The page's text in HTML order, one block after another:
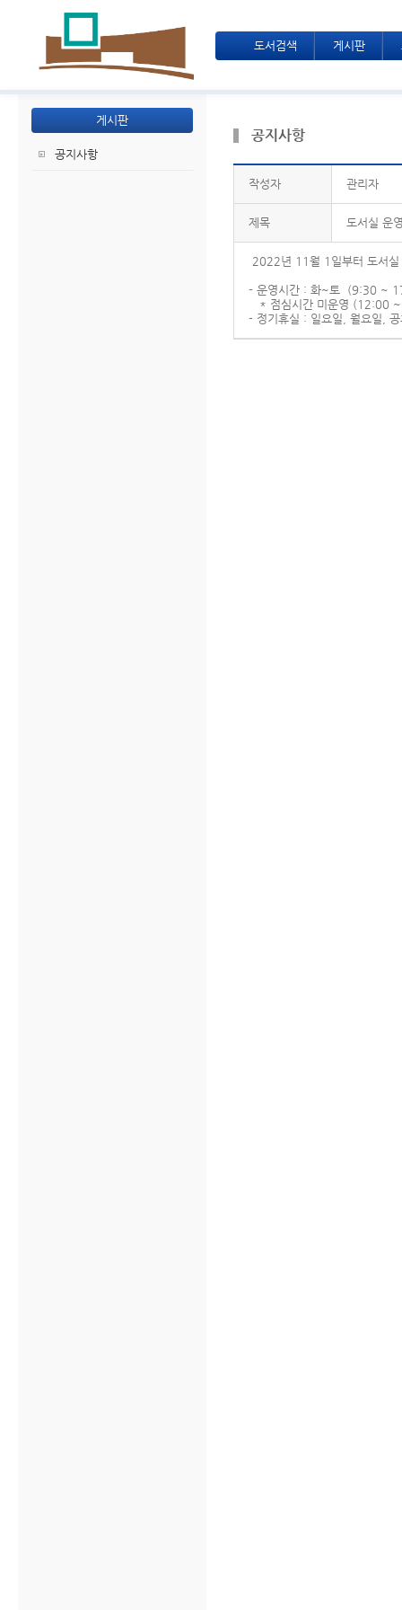
도서검색 게시판
게시판
공지사항
공지사항
작성자 관리자
제목 도서실 운
2022년 11월 1일부터 도서실
- 운영시간 : 화~토 (9:30 ~
* 점심시간 미운영 (12:00
- 정기휴실 : 일요일, 월요일,